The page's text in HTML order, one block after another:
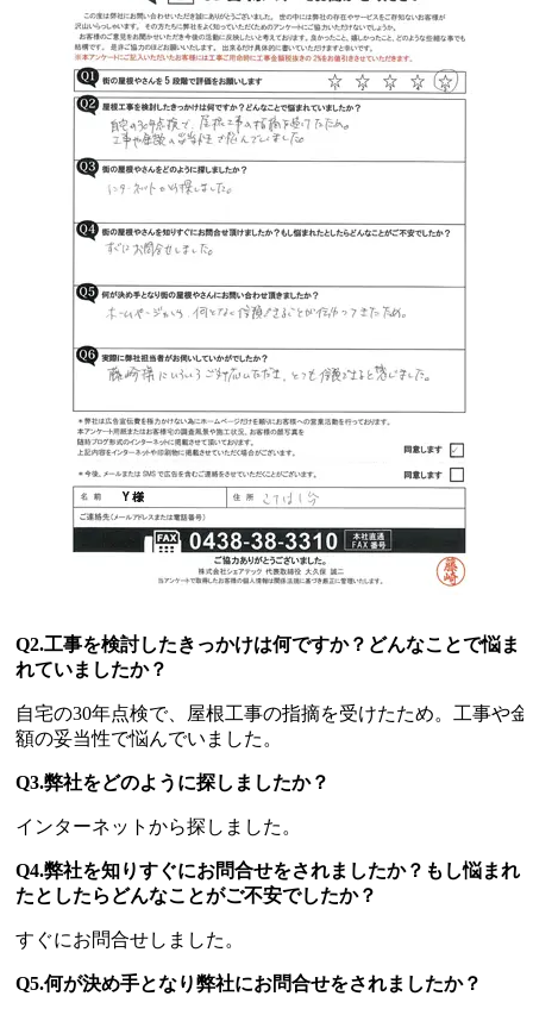
Q2.工事を検討したきっかけは何ですか？どんなことで悩ま
れていましたか？
自宅の30年点検で、屋根工事の指摘を受けたため。工事や金
額の妥当性で悩んでいました。
Q3.弊社をどのように探しましたか？
インターネットから探しました。
Q4.弊社を知りすぐにお問合せをされましたか？もし悩まれ
たとしたらどんなことがご不安でしたか？
すぐにお問合せしました。
Q5.何が決め手となり弊社にお問合せをされましたか？